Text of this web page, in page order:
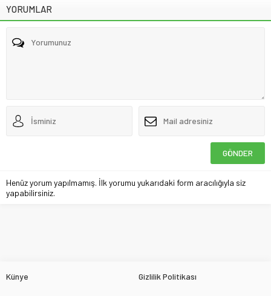
YORUMLAR
Henüz yorum yapılmamış. İlk yorumu yukarıdaki form aracılığıyla siz
yapabilirsiniz.
Künye Gizlilik Politikası